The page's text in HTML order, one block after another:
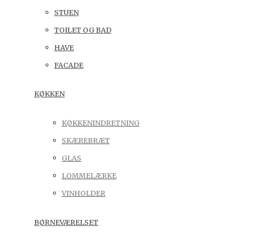
STUEN
TOILET OG BAD
HAVE
FACADE
KØKKEN
KØKKENINDRETNING
SKÆREBRÆT
GLAS
LOMMELÆRKE
VINHOLDER
BØRNEVÆRELSET